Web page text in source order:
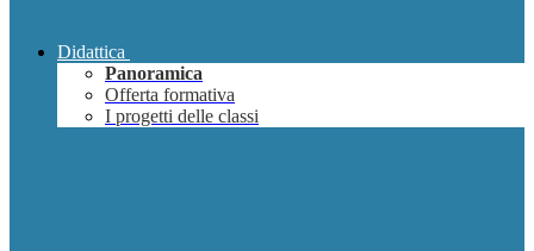
Didattica
Panoramica
Offerta formativa
I progetti delle classi